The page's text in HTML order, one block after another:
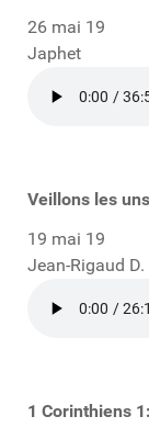
26 mai 19
Japhet
Veillons les
19 mai 19
Jean-Rigaud D.
1 Corinthiens